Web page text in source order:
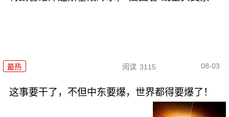
最热 阅读 3115 08-03
这事要干了，不但中东要爆，世界都得要爆了！